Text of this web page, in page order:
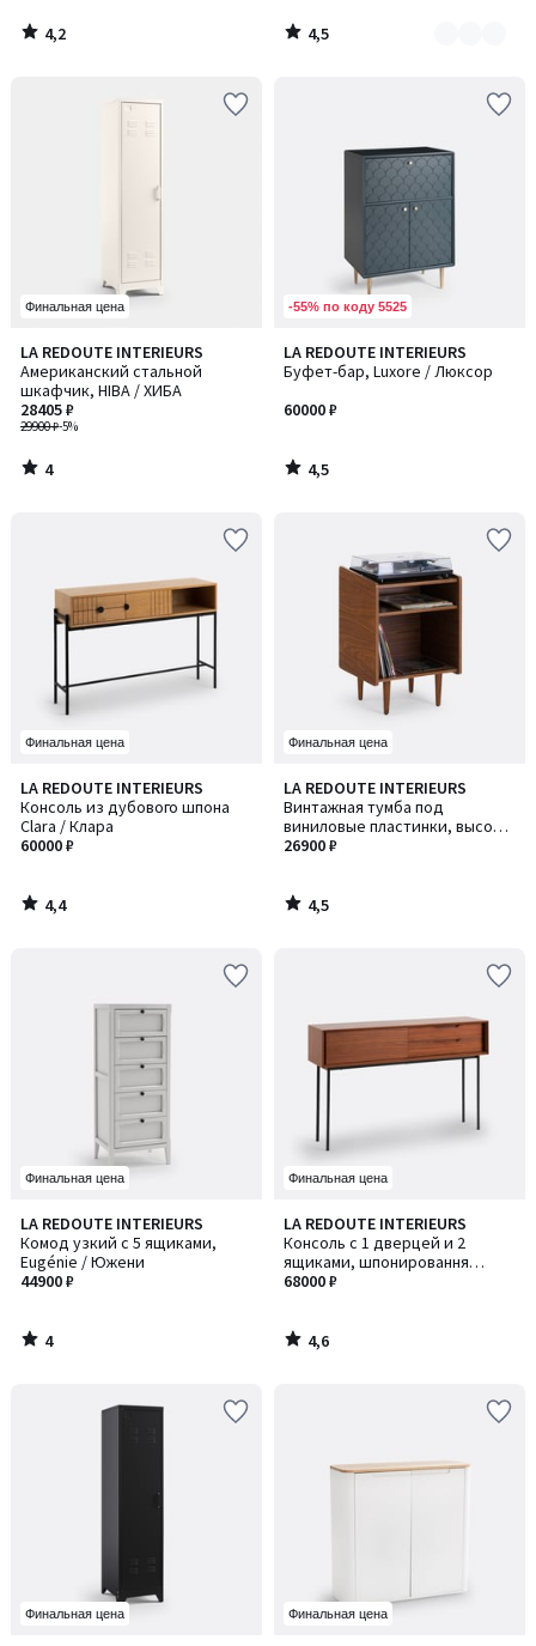
4,2
/
4,5
/
Финальная цена
LA REDOUTE INTERIEURS
Американский стальной
шкафчик, HIBA / ХИБА
29900 ₽-5%
28405 ₽
4
/
5
4
/
-55% по коду 5525
LA REDOUTE INTERIEURS
Буфет-бар, Luxore / Люксор
60000 ₽
4,5
/ 5
4,5
/
Финальная цена
LA REDOUTE INTERIEURS
Консоль из дубового шпона
Clara / Клара
60000 ₽
4,4
/ 5
4,4
/
Финальная цена
LA REDOUTE INTERIEURS
Винтажная тумба под
виниловые пластинки, высота
51 см, Ronda / Ронда
26900 ₽
4,5
/ 5
4,5
/
Финальная цена
LA REDOUTE INTERIEURS
Комод узкий с 5 ящиками,
Eugénie / Южени
44900 ₽
4
/
5
4
/
Финальная цена
LA REDOUTE INTERIEURS
Консоль с 1 дверцей и 2
ящиками, шпонировання
орехом, NOYETO / НОЙЕТО
68000 ₽
4,6
/ 5
4,6
/
Финальная цена Финальная цена